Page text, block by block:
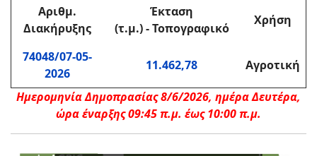
Αριθμ.
Διακήρυξης
Έκταση
(τ.μ.) - Τοπογραφικό
Χρήση
74048/07-05-
2026
11.462,78 Αγροτική
Ημερομηνία Δημοπρασίας 8/6/2026, ημέρα Δευτέρα,
ώρα έναρξης 09:45 π.μ. έως 10:00 π.μ.